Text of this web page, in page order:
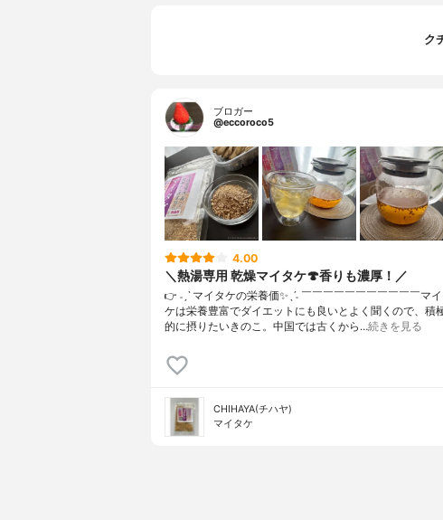
ク
ブロガー
@eccoroco5
4.00
＼熱湯専用 乾燥マイタケ🍄香りも濃厚！／
👉 ˗ˏˋ マイタケの栄養価✨ˎˊ˗ ￣￣￣￣￣￣￣￣￣￣￣⁡マイ
ケは栄養豊富でダイエットにも良いとよく聞くので、積
的に摂りたいきのこ。中国では古くから…続きを見る
CHIHAYA(チハヤ)
マイタケ